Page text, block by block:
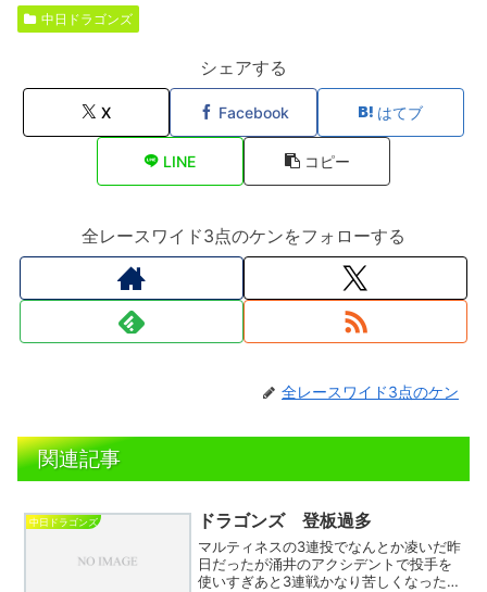
中日ドラゴンズ
シェアする
X Facebook はてブ
LINE コピー
全レースワイド3点のケンをフォローする
全レースワイド3点のケン
関連記事
中日ドラゴンズ ドラゴンズ 登板過多
マルティネスの3連投でなんとか凌いだ昨
日だったが涌井のアクシデントで投手を
使いすぎあと3連戦かなり苦しくなった。